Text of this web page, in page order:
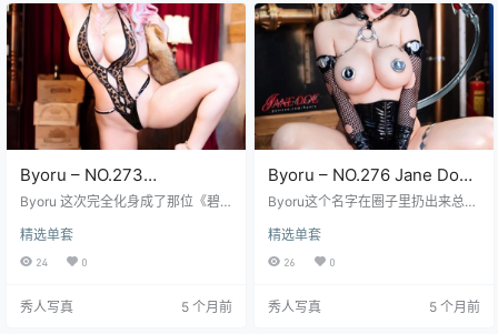
颤，丝质长袍裹着她曼妙的身姿，
背景里仿制的神庙废墟在夕阳下拉
出长长的影子，那种神秘氛围直击
心灵深处，你几乎能闻到香料和沙
尘的…
的瞬间，光影处理得贼细腻，皮肤
纹理清晰得连汗珠都闪闪发光，19
段视频更带劲，有慢动作特写她甩
动马尾的飘逸感，还有近距离捕捉
她嘴角那抹挑…
Byoru – NO.273
Bremerton Pillowed
1.44GB]
Byoru 这次完全化身成了那位《碧
——布雷默顿！NO.273 这期「Pillo
wed Counselling / 枕头诊疗室」彻
性，活灵活现地带进了现实拍摄空
精选单套
24 0
秀人写真 5 个月前
Byoru – NO.276 Jane Doe
Nocturne[63P31V-3.56GB]
Byoru这个名字在圈子里扔出来总能
Nocturne的皮肤里可不是闹着玩
的，你得看看凌晨三点的月光是怎
每一帧毛孔里。想象一下，暗夜成
精选单套
26 0
秀人写真 5 个月前